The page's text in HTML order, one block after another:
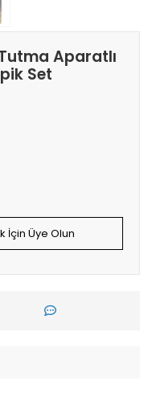
Tutma Aparatlı
Set
İçin Üye Olun